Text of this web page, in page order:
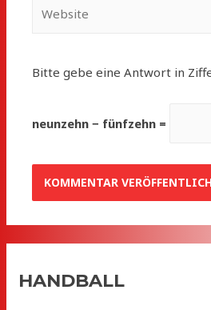
Bitte gebe eine Antwort in
neunzehn − fünfzehn =
HANDBALL